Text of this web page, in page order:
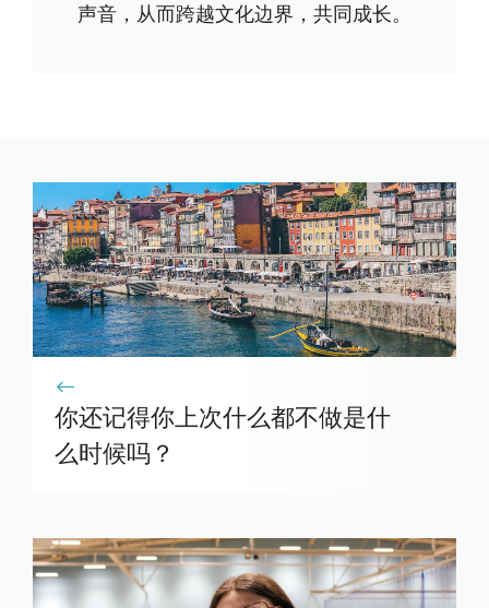
声音，从而跨越文化边界，共同成长。
你还记得你上次什么都不做是什
么时候吗？